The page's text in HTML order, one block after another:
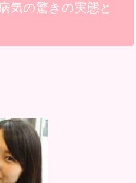
気の驚きの実態と